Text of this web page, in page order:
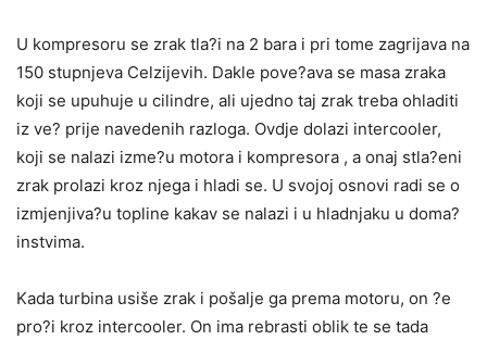
U kompresoru se zrak tla?i na 2 bara i pri tome zagrijava na
150 stupnjeva Celzijevih. Dakle pove?ava se masa zraka
koji se upuhuje u cilindre, ali ujedno taj zrak treba ohladiti
iz ve? prije navedenih razloga. Ovdje dolazi intercooler,
koji se nalazi izme?u motora i kompresora , a onaj stla?eni
zrak prolazi kroz njega i hladi se. U svojoj osnovi radi se o
izmjenjiva?u topline kakav se nalazi i u hladnjaku u doma?
instvima.
Kada turbina usiše zrak i pošalje ga prema motoru, on ?e
pro?i kroz intercooler. On ima rebrasti oblik te se tada